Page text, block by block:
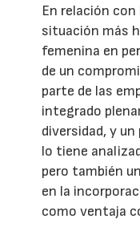
En relación con
situación más
femenina en
de un
parte de las
integrado
diversidad, y
lo tiene
pero también
en la
como ventaja